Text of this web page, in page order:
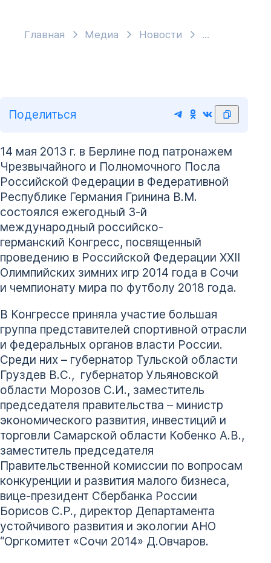
Главная Медиа Новости
Поделиться
14 мая 2013 г. в Берлине под патронажем
Чрезвычайного и Полномочного Посла
Российской Федерации в Федеративной
Республике Германия Гринина В.М.
состоялся ежегодный 3-й
международный российско-
германский Конгресс, посвященный
проведению в Российской Федерации XXII
Олимпийских зимних игр 2014 года в Сочи
и чемпионату мира по футболу 2018 года.
В Конгрессе приняла участие большая
группа представителей спортивной отрасли
и федеральных органов власти России.
Среди них – губернатор Тульской области
Груздев В.С., губернатор Ульяновской
области Морозов С.И., заместитель
председателя правительства – министр
экономического развития, инвестиций и
торговли Самарской области Кобенко А.В.,
заместитель председателя
Правительственной комиссии по вопросам
конкуренции и развития малого бизнеса,
вице-президент Сбербанка России
Борисов С.Р., директор Департамента
устойчивого развития и экологии АНО
“Оргкомитет «Сочи 2014» Д.Овчаров.